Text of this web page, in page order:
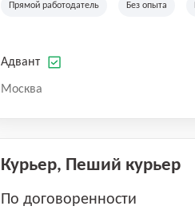
Прямой работодатель Без опыта
Адвант
Москва
Курьер, Пеший курьер
По договоренности